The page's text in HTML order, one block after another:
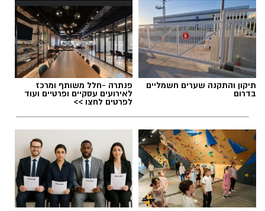
תיקון והתקנה שערים חשמליים
בדרום
פנתרה -חלל משותף ומרכז
לאירועים עסקיים ופרטיים ועוד
לפרטים לחצו >>